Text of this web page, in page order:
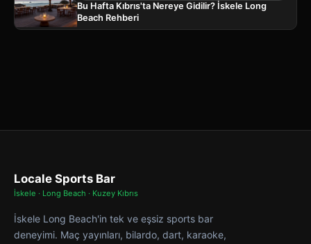
Bu Hafta Kıbrıs'ta Nereye Gidilir? İskele Long
Beach Rehberi
Locale Sports Bar
İskele · Long Beach · Kuzey Kıbrıs
İskele Long Beach'in tek ve eşsiz sports bar
deneyimi. Maç yayınları, bilardo, dart, karaoke,